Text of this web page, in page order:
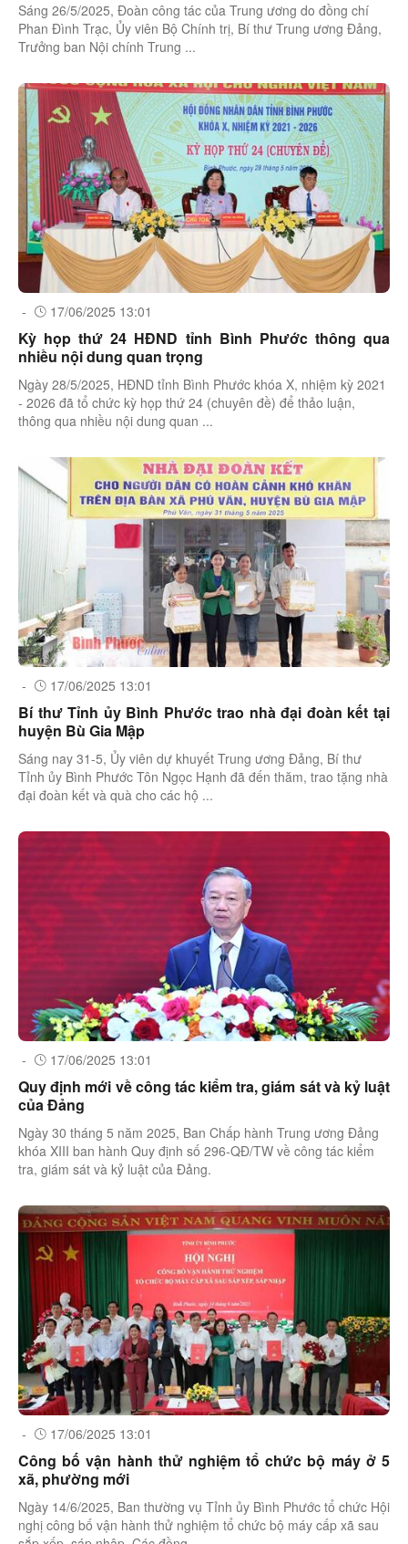
Sáng 26/5/2025, Đoàn công tác của Trung ương do đồng chí
Phan Đình Trạc, Ủy viên Bộ Chính trị, Bí thư Trung ương Đảng,
Trưởng ban Nội chính Trung ...
- 17/06/2025 13:01
Kỳ họp thứ 24 HĐND tỉnh Bình Phước thông qua
nhiều nội dung quan trọng
Ngày 28/5/2025, HĐND tỉnh Bình Phước khóa X, nhiệm kỳ 2021
- 2026 đã tổ chức kỳ họp thứ 24 (chuyên đề) để thảo luận,
thông qua nhiều nội dung quan ...
- 17/06/2025 13:01
Bí thư Tỉnh ủy Bình Phước trao nhà đại đoàn kết tại
huyện Bù Gia Mập
Sáng nay 31-5, Ủy viên dự khuyết Trung ương Đảng, Bí thư
Tỉnh ủy Bình Phước Tôn Ngọc Hạnh đã đến thăm, trao tặng nhà
đại đoàn kết và quà cho các hộ ...
- 17/06/2025 13:01
Quy định mới về công tác kiểm tra, giám sát và kỷ luật
của Đảng
Ngày 30 tháng 5 năm 2025, Ban Chấp hành Trung ương Đảng
khóa XIII ban hành Quy định số 296-QĐ/TW về công tác kiểm
tra, giám sát và kỷ luật của Đảng.
- 17/06/2025 13:01
Công bố vận hành thử nghiệm tổ chức bộ máy ở 5
xã, phường mới
Ngày 14/6/2025, Ban thường vụ Tỉnh ủy Bình Phước tổ chức Hội
nghị công bố vận hành thử nghiệm tổ chức bộ máy cấp xã sau